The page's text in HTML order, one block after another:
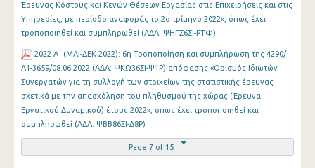
Έρευνας Κόστους και Κενών Θέσεων Εργασίας στις Επιχειρήσεις και στις
Υπηρεσίες, με περίοδο αναφοράς το 2ο τρίμηνο 2022», όπως έχει
τροποποιηθεί και συμπληρωθεί (ΑΔΑ: ΨΗΓΣ6ΣΙ-ΡΤΦ)
2022 Α΄ (MAΪ-ΔΕΚ 2022): 6η Τροποποίηση και συμπλήρωση της 4290/
Α1-3659/08.06.2022 (ΑΔΑ: ΨΚΩ36ΣΙ-Ψ1Ρ) απόφασης «Ορισμός Ιδιωτών
Συνεργατών για τη συλλογή των στοιχείων της στατιστικής έρευνας
σχετικά με την απασχόληση του πληθυσμού της χώρας (Έρευνα
Εργατικού Δυναμικού) έτους 2022», όπως έχει τροποποιηθεί και
συμπληρωθεί (ΑΔΑ: ΨΒΒ86ΣΙ-Δ8Ρ)
Page 7 of 15